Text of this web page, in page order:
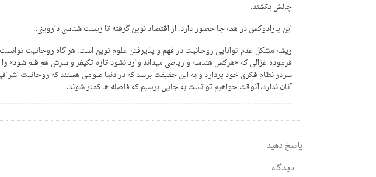
چالش بکشند.
این پارادوکس در همه جا حضور دارد. از اقتصاد نوین گرفته تا زیست شناسی داروینی.
ریشه مشکل عدم توانایی روحانیت در فهم و پذیرفتن علوم نوین است. هر گاه روحانیت
فرموده غزالی که «هرکس هندسه و ریاضی میداند وارد نشود تازه تکیفر و سرش هم قلم شود» را
سردر نظام فکری خود بردارد و به این حقیقت برسد که در دنیا علومی هستند که روحانیت
آنان ندارد، آنوقت خواهیم توانست به جایی برسیم که فاصله ها کمتر شوند.
پاسخ دهید
دیدگاه